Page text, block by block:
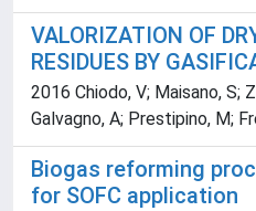
VALORIZATION OF
RESIDUES BY
2016 Chiodo, V; Maisano, S;
Galvagno, A; Prestipino, M;
Biogas reforming
for SOFC application